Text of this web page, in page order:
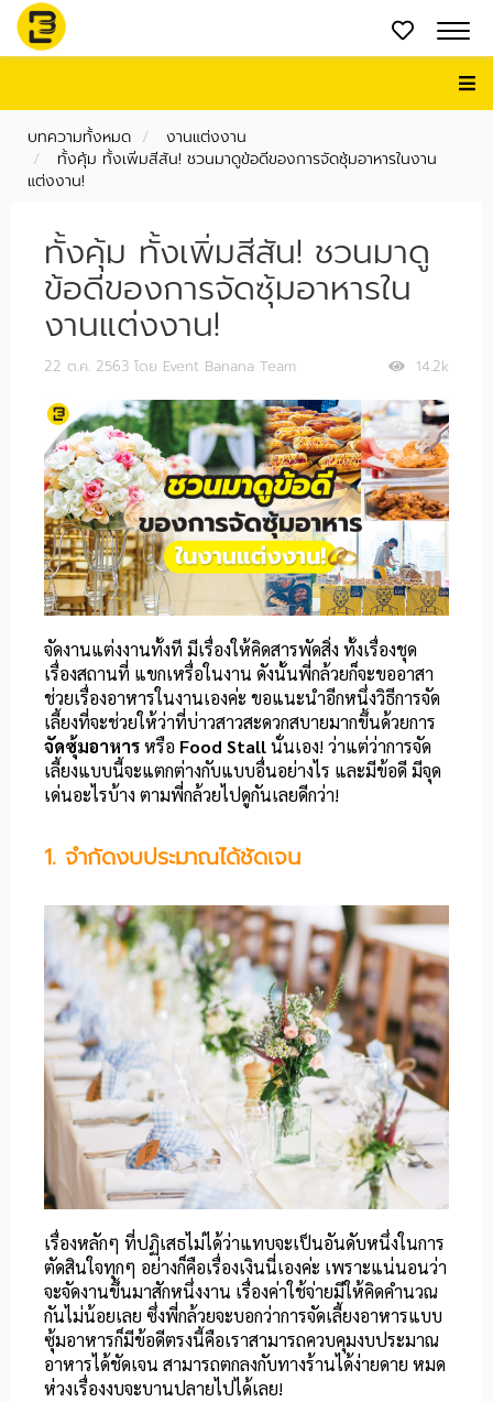
บทความทั้งหมด
งานแต่งงาน
ทั้งคุ้ม ทั้งเพิ่มสีสัน! ชวนมาดูข้อดีของการจัดซุ้มอาหารในงาน
แต่งงาน!
ทั้งคุ้ม ทั้งเพิ่มสีสัน! ชวนมาดู
ข้อดีของการจัดซุ้มอาหารใน
งานแต่งงาน!
14.2k
22 ต.ค. 2563 โดย Event Banana Team
จัดงานแต่งงานทั้งที มีเรื่องให้คิดสารพัดสิ่ง ทั้งเรื่องชุด
เรื่องสถานที่ แขกเหรื่อในงาน ดังนั้นพี่กล้วยก็จะขออาสา
ช่วยเรื่องอาหารในงานเองค่ะ ขอแนะนำอีกหนึ่งวิธีการจัด
เลี้ยงที่จะช่วยให้ว่าที่บ่าวสาวสะดวกสบายมากขึ้นด้วยการ
จัดซุ้มอาหารหรือ Food Stallนั่นเอง! ว่าแต่ว่าการจัด
เลี้ยงแบบนี้จะแตกต่างกับแบบอื่นอย่างไร และมีข้อดี มีจุด
เด่นอะไรบ้าง ตามพี่กล้วยไปดูกันเลยดีกว่า!
1. จำกัดงบประมาณได้ชัดเจน
เรื่องหลักๆ ที่ปฏิเสธไม่ได้ว่าแทบจะเป็นอันดับหนึ่งในการ
ตัดสินใจทุกๆ อย่างก็คือเรื่องเงินนี่เองค่ะ เพราะแน่นอนว่า
จะจัดงานขึ้นมาสักหนึ่งงาน เรื่องค่าใช้จ่ายมีให้คิดคำนวณ
กันไม่น้อยเลย ซึ่งพี่กล้วยจะบอกว่าการจัดเลี้ยงอาหารแบบ
ซุ้มอาหารก็มีข้อดีตรงนี้คือเราสามารถควบคุมงบประมาณ
อาหารได้ชัดเจน สามารถตกลงกับทางร้านได้ง่ายดาย หมด
ห่วงเรื่องงบจะบานปลายไปได้เลย!